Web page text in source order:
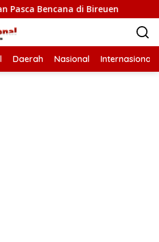
di Bireuen Wapres
Daerah Nasional Internasional